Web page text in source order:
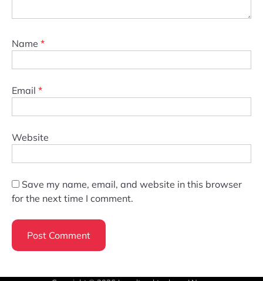
Name *
Email *
Website
Save my name, email, and website in this browser
for the next time I comment.